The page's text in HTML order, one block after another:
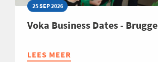
25 SEP 2026
Voka Business Dates - Brugge
LEES MEER
ABOUT